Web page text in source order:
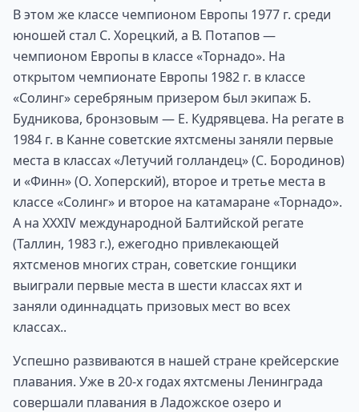
В этом же классе чемпионом Европы 1977 г. среди
юношей стал С. Хорецкий, а В. Потапов —
чемпионом Европы в классе «Торнадо». На
открытом чемпионате Европы 1982 г. в классе
«Солинг» серебряным призером был экипаж Б.
Будникова, бронзовым — Е. Кудрявцева. На регате в
1984 г. в Канне советские яхтсмены заняли первые
места в классах «Летучий голландец» (С. Бородинов)
и «Финн» (О. Хоперский), второе и третье места в
классе «Солинг» и второе на катамаране «Торнадо».
А на XXXIV международной Балтийской регате
(Таллин, 1983 г.), ежегодно привлекающей
яхтсменов многих стран, советские гонщики
выиграли первые места в шести классах яхт и
заняли одиннадцать призовых мест во всех
классах..
Успешно развиваются в нашей стране крейсерские
плавания. Уже в 20-х годах яхтсмены Ленинграда
совершали плавания в Ладожское озеро и